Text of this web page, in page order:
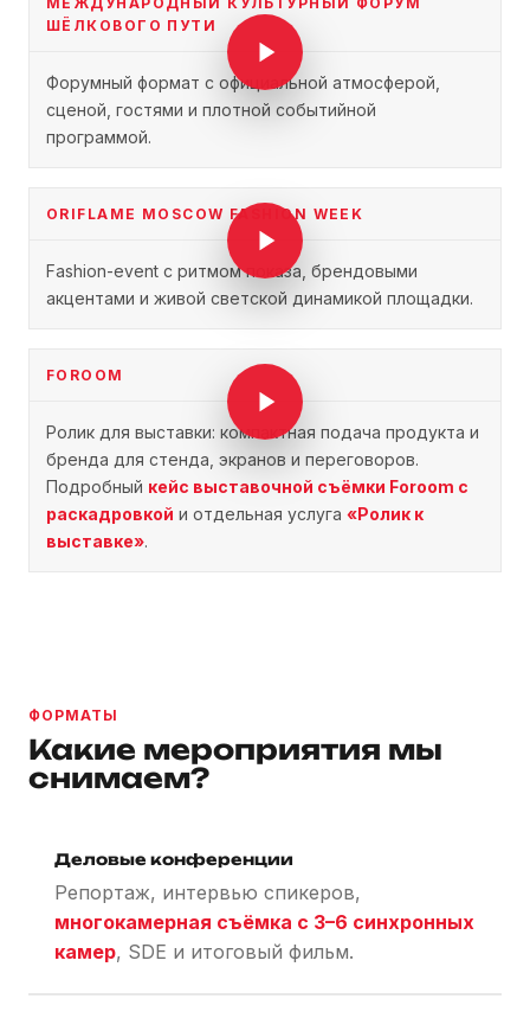
ШЁЛКОВОГО ПУТИ
Форумный формат с официальной атмосферой,
сценой, гостями и плотной событийной
программой.
ORIFLAME MOSCOW FASHION WEEK
Fashion-event с ритмом показа, брендовыми
акцентами и живой светской динамикой площадки.
FOROOM
Ролик для выставки: компактная подача продукта и
бренда для стенда, экранов и переговоров.
Подробный кейс выставочной съёмки Foroom с
раскадровкой и отдельная услуга «Ролик к
выставке».
ФОРМАТЫ
Какие мероприятия мы
снимаем?
Деловые конференции
Репортаж, интервью спикеров,
многокамерная съёмка с 3–6 синхронных
камер, SDE и итоговый фильм.